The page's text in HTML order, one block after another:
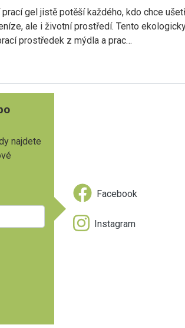
prací gel jistě potěší každého, kdo chce
ale i životní prostředí. Tento
prostředek z mýdla a prac…
najdete
Facebook
Instagram